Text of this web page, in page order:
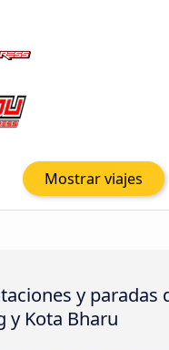
Mostrar viajes
y paradas
y Kota Bharu